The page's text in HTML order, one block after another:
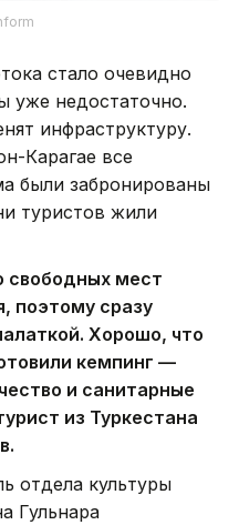
стало очевидно
уже недостаточно.
инфраструктуру.
Карагае все
были забронированы
туристов жили
мест
поэтому сразу
Хорошо, что
кемпинг —
и санитарные
из Туркестана
отдела культуры
Гульнара